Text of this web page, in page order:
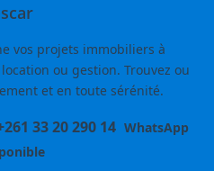
vos projets immobiliers à
ou gestion. Trouvez ou
et en toute sérénité.
33 20 290 14 WhatsApp